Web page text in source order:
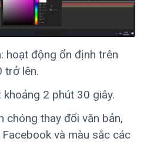
hoạt động ổn định trên
trở lên.
2 phút 30 giây.
chóng thay đổi văn bản,
và màu sắc các